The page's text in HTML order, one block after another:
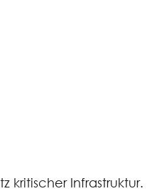
kritischer Infrastruktur.